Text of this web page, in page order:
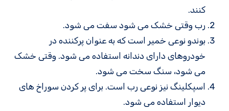
کنند.
رب وقتی خشک می شود سفت می شود.
بوندو نوعی خمیر است که به عنوان پرکننده در
خودروهای دارای دندانه استفاده می شود. وقتی خشک
می شود، سنگ سخت می شود.
اسپکلینگ نیز نوعی رب است. برای پر کردن سوراخ های
دیوار استفاده می شود.